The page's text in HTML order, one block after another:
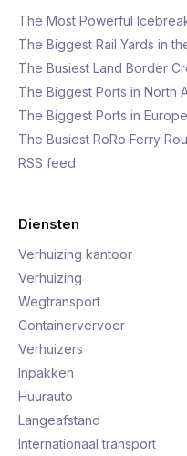
The Most Powerful
The Biggest Rail Yards in
The Busiest Land Border
The Biggest Ports in North
The Biggest Ports in
The Busiest RoRo Ferry
RSS feed
Diensten
Verhuizing kantoor
Verhuizing
Wegtransport
Containervervoer
Verhuizers
Inpakken
Huurauto
Langeafstand
Internationaal transport